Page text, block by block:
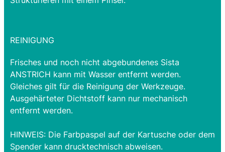
REINIGUNG
Frisches und noch nicht abgebundenes Sista
ANSTRICH kann mit Wasser entfernt werden.
Gleiches gilt für die Reinigung der Werkzeuge.
Ausgehärteter Dichtstoff kann nur mechanisch
entfernt werden.
HINWEIS: Die Farbpaspel auf der Kartusche oder dem
Spender kann drucktechnisch abweisen.